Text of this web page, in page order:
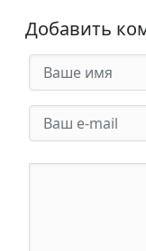
Добавить